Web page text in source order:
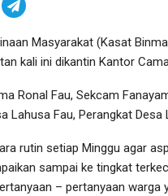
Masyarakat (Kasat
kali ini dikantin Kantor
Ronal Fau, Sekcam
Lahusa Fau, Perangkat
rutin setiap Minggu agar
sampai ke tingkat
– pertanyaan warga